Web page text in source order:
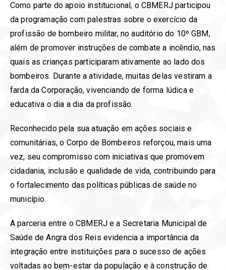
Como parte do apoio institucional, o CBMERJ participou
da programação com palestras sobre o exercício da
profissão de bombeiro militar, no auditório do 10º GBM,
além de promover instruções de combate a incêndio, nas
quais as crianças participaram ativamente ao lado dos
bombeiros. Durante a atividade, muitas delas vestiram a
farda da Corporação, vivenciando de forma lúdica e
educativa o dia a dia da profissão.
Reconhecido pela sua atuação em ações sociais e
comunitárias, o Corpo de Bombeiros reforçou, mais uma
vez, seu compromisso com iniciativas que promovem
cidadania, inclusão e qualidade de vida, contribuindo para
o fortalecimento das políticas públicas de saúde no
município.
A parceria entre o CBMERJ e a Secretaria Municipal de
Saúde de Angra dos Reis evidencia a importância da
integração entre instituições para o sucesso de ações
voltadas ao bem-estar da população e à construção de